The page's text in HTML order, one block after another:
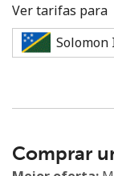
Mínimo 8
Una letra
Ver tarifas para
Comprar